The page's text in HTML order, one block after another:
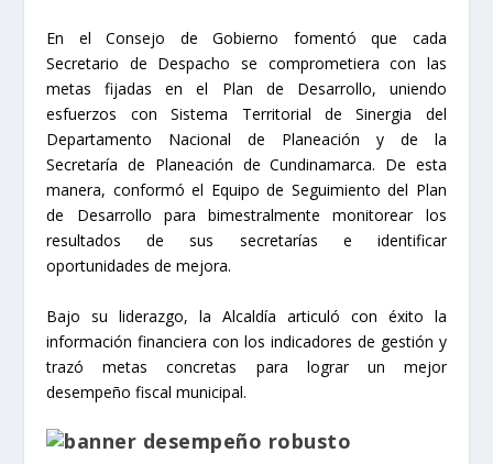
En el Consejo de Gobierno fomentó que cada
Secretario de Despacho se comprometiera con las
metas fijadas en el Plan de Desarrollo, uniendo
esfuerzos con Sistema Territorial de Sinergia del
Departamento Nacional de Planeación y de la
Secretaría de Planeación de Cundinamarca. De esta
manera, conformó el Equipo de Seguimiento del Plan
de Desarrollo para bimestralmente monitorear los
resultados de sus secretarías e identificar
oportunidades de mejora.
Bajo su liderazgo, la Alcaldía articuló con éxito la
información financiera con los indicadores de gestión y
trazó metas concretas para lograr un mejor
desempeño fiscal municipal.